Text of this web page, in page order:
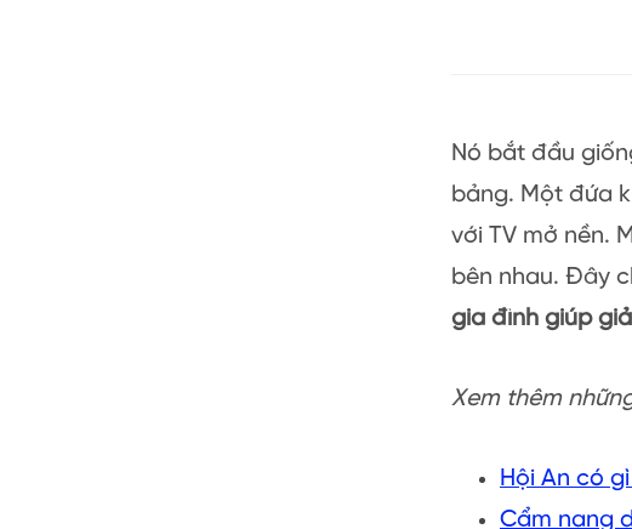
Nó bắt đầu
bảng. Một đứa
với TV mở nền.
bên nhau. Đây
gia đình giúp
Xem thêm
Hội An có
Cẩm nang